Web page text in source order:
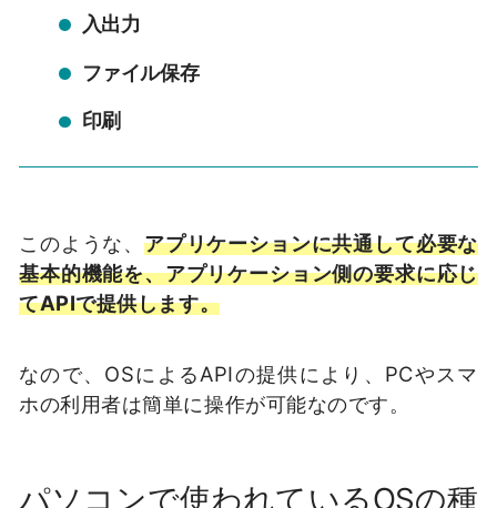
入出力
ファイル保存
印刷
このような、 アプリケーションに共通して必要な
基本的機能を、アプリケーション側の要求に応じ
てAPIで提供します。
なので、OSによるAPIの提供により、PCやスマ
ホの利用者は簡単に操作が可能なのです。
パソコンで使われているOSの種